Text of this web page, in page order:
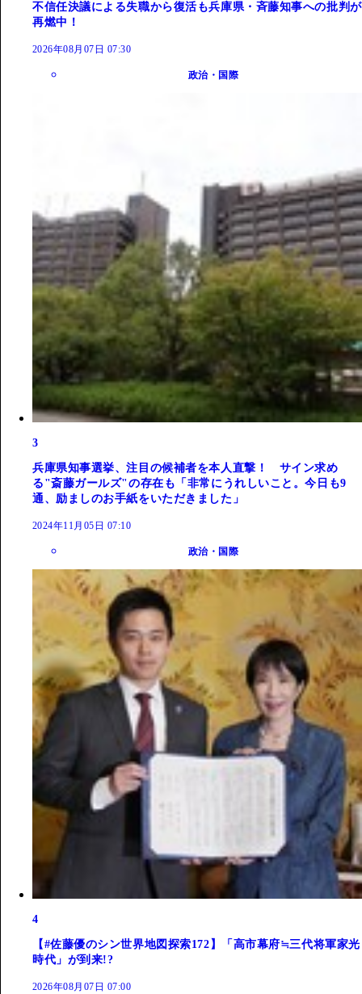
不信任決議による失職から復活も兵庫県・斉藤知事への批判が
再燃中！
2026年08月07日 07:30
政治・国際
3
兵庫県知事選挙、注目の候補者を本人直撃！ サイン求め
る"斎藤ガールズ"の存在も「非常にうれしいこと。今日も9
通、励ましのお手紙をいただきました」
2024年11月05日 07:10
政治・国際
4
【#佐藤優のシン世界地図探索172】「高市幕府≒三代将軍家光
時代」が到来!?
2026年08月07日 07:00